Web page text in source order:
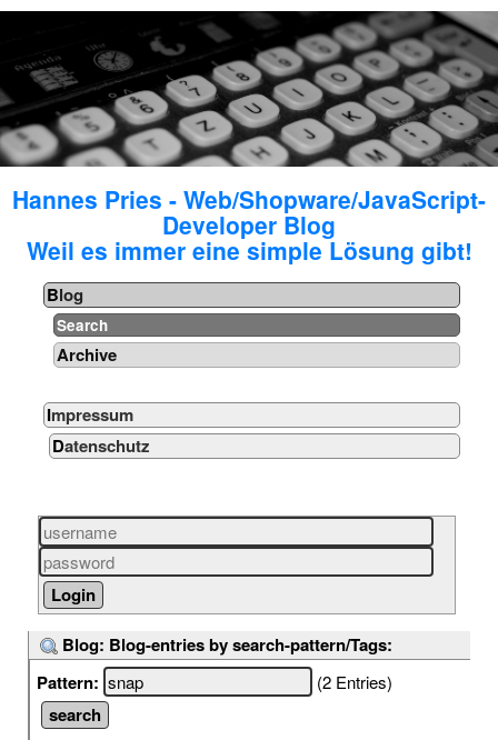
Hannes Pries - Web/Shopware/JavaScript-
Developer Blog
Weil es immer eine simple Lösung gibt!
Blog
Search
Archive
Impressum
Datenschutz
Blog: Blog-entries by search-pattern/Tags:
Pattern:
(2 Entries)